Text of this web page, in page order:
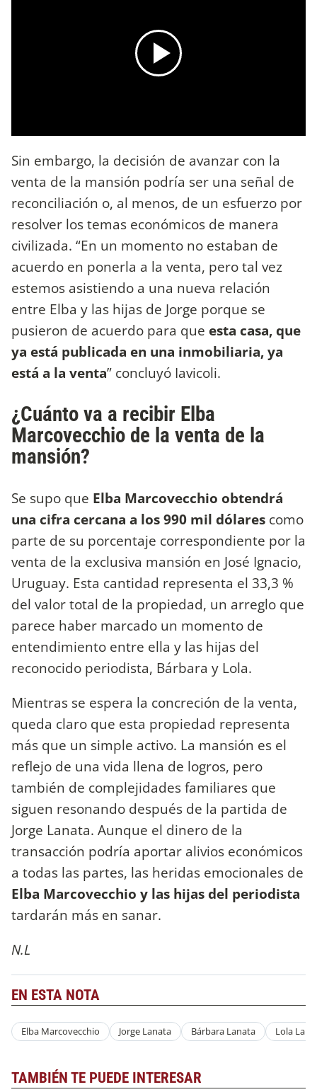
Sin embargo, la decisión de avanzar con la
venta de la mansión podría ser una señal de
reconciliación o, al menos, de un esfuerzo por
resolver los temas económicos de manera
civilizada. “En un momento no estaban de
acuerdo en ponerla a la venta, pero tal vez
estemos asistiendo a una nueva relación
entre Elba y las hijas de Jorge porque se
pusieron de acuerdo para que esta casa, que
ya está publicada en una inmobiliaria, ya
está a la venta” concluyó Iavicoli.
¿Cuánto va a recibir Elba
Marcovecchio de la venta de la
mansión?
Se supo que Elba Marcovecchio obtendrá
una cifra cercana a los 990 mil dólares como
parte de su porcentaje correspondiente por la
venta de la exclusiva mansión en José Ignacio,
Uruguay. Esta cantidad representa el 33,3 %
del valor total de la propiedad, un arreglo que
parece haber marcado un momento de
entendimiento entre ella y las hijas del
reconocido periodista, Bárbara y Lola.
Mientras se espera la concreción de la venta,
queda claro que esta propiedad representa
más que un simple activo. La mansión es el
reflejo de una vida llena de logros, pero
también de complejidades familiares que
siguen resonando después de la partida de
Jorge Lanata. Aunque el dinero de la
transacción podría aportar alivios económicos
a todas las partes, las heridas emocionales de
Elba Marcovecchio y las hijas del periodista
tardarán más en sanar.
N.L
EN ESTA NOTA
Elba Marcovecchio Jorge Lanata Bárbara Lanata Lola
TAMBIÉN TE PUEDE INTERESAR